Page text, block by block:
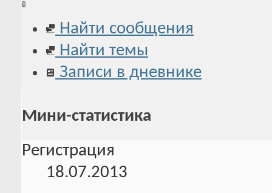
Найти сообщения
Найти темы
Записи в дневнике
Мини-статистика
Регистрация
18.07.2013